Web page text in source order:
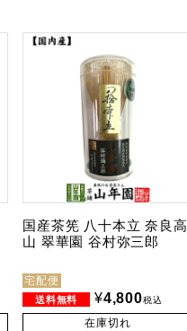
国産茶筅 八十本立 奈良高
山 翠華園 谷村弥三郎
宅配便
¥4,800税込
在庫切れ